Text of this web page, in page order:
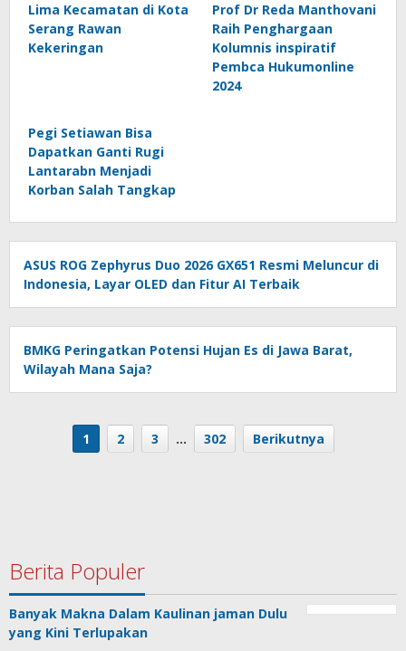
Lima Kecamatan di Kota
Serang Rawan
Kekeringan
Prof Dr Reda Manthovani
Raih Penghargaan
Kolumnis inspiratif
Pembca Hukumonline
2024
Pegi Setiawan Bisa
Dapatkan Ganti Rugi
Lantarabn Menjadi
Korban Salah Tangkap
ASUS ROG Zephyrus Duo 2026 GX651 Resmi Meluncur di
Indonesia, Layar OLED dan Fitur AI Terbaik
BMKG Peringatkan Potensi Hujan Es di Jawa Barat,
Wilayah Mana Saja?
1 2 3 … 302 Berikutnya
Berita Populer
Banyak Makna Dalam Kaulinan jaman Dulu
yang Kini Terlupakan